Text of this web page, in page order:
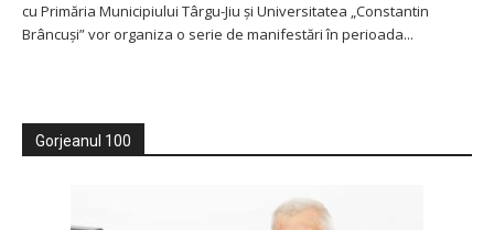
cu Primăria Municipiului Târgu-Jiu şi Universitatea „Constantin
Brâncuşi” vor organiza o serie de manifestări în perioada...
Gorjeanul 100